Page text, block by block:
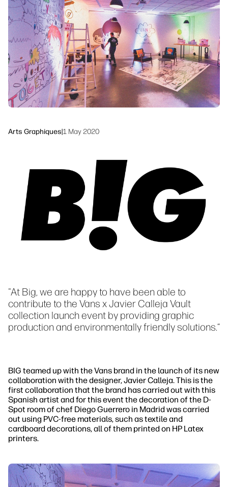
Solutions de flux de travail
Dévelopement durable
Arts Graphiques|1 May 2020
"At Big, we are happy to have been able to
contribute to the Vans x Javier Calleja Vault
collection launch event by providing graphic
production and environmentally friendly solutions.“
BIG teamed up with the Vans brand in the launch of its new
collaboration with the designer, Javier Calleja. This is the
first collaboration that the brand has carried out with this
Spanish artist and for this event the decoration of the D-
Spot room of chef Diego Guerrero in Madrid was carried
out using PVC-free materials, such as textile and
cardboard decorations, all of them printed on HP Latex
printers.